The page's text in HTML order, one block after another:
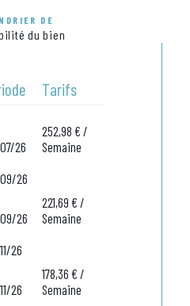
DE
du bien
Tarifs
26
26
252,98 € /
Semaine
26
26
221,69 € /
Semaine
26
178,36 € /
Semaine